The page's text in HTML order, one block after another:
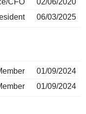
CFO
02/06/2020
06/03/2025
01/09/2024
01/09/2024